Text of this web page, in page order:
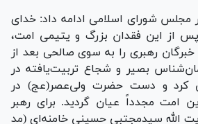
مجلس شورای اسلامی ادامه داد: خدای
از این فقدان بزرگ و یتیمی امت،
رهبری را به سوی صالحی بعد از
بصیر و شجاع تربیت‌یافته در
کرد و دست حضرت ولی‌عصر(عج) در
امت مجدداً عیان گردید. برای رهبر
الله سیدمجتبی حسینی خامنه‌ای (مد